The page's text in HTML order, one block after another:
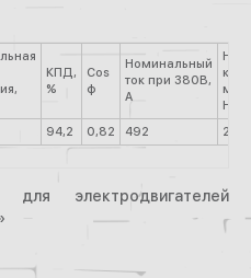
КПД,
%
Cos
φ
Номинальный
ток при 380В,
А
Н·м
94,2 0,82 492 2412
электродвигателей